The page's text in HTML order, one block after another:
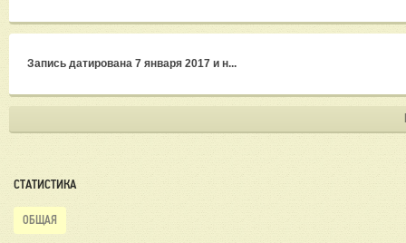
Запись датирована 7 января 2017 и н...
СТАТИСТИКА
ОБЩАЯ